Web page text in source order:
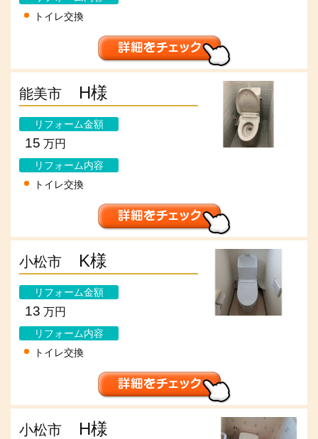
トイレ交換
能美市 H様
リフォーム金額
15 万円
リフォーム内容
トイレ交換
小松市 K様
リフォーム金額
13 万円
リフォーム内容
トイレ交換
小松市 H様